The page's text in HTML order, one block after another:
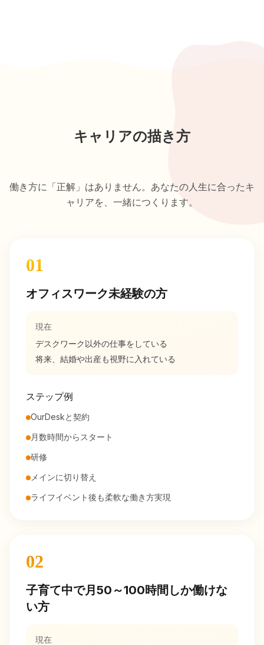
キャリアの描き方
働き方に「正解」はありません。あなたの人生に合ったキ
ャリアを、一緒につくります。
01
オフィスワーク未経験の方
現在
デスクワーク以外の仕事をしている
将来、結婚や出産も視野に入れている
ステップ例
OurDeskと契約
月数時間からスタート
研修
メインに切り替え
ライフイベント後も柔軟な働き方実現
02
子育て中で月50～100時間しか働けな
い方
現在